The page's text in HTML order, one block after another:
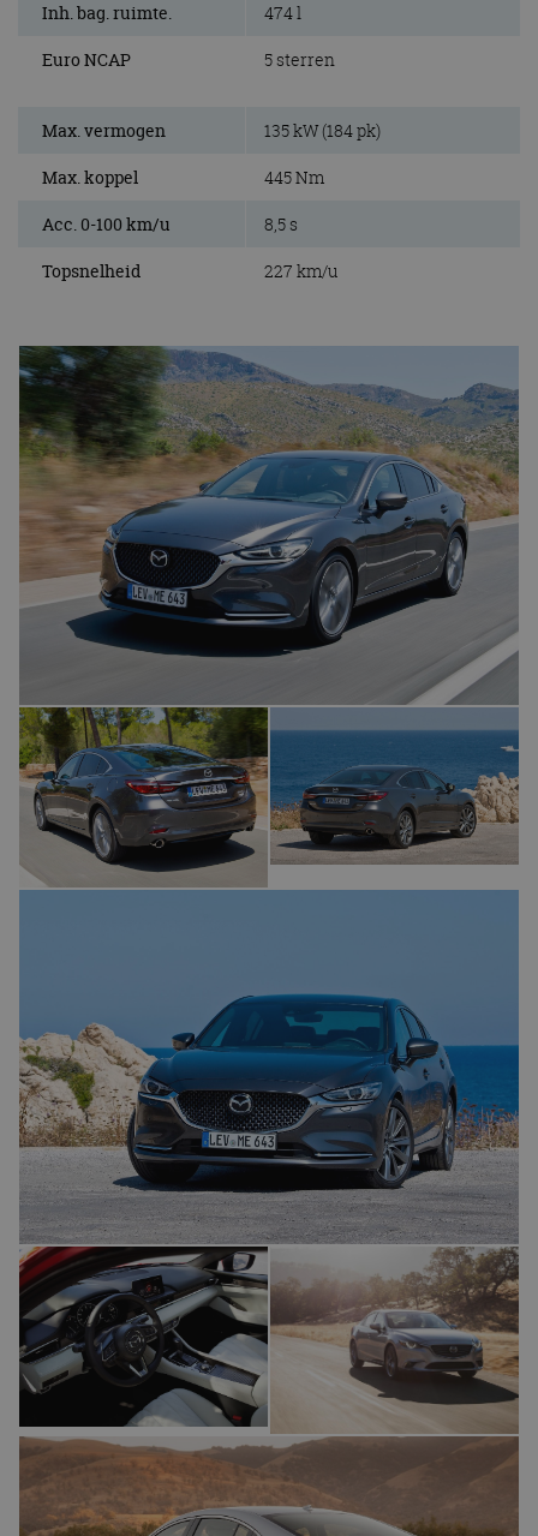
Inh. bag. ruimte. 474 l
Euro NCAP 5 sterren
Max. vermogen 135 kW (184 pk)
Max. koppel 445 Nm
Acc. 0-100 km/u 8,5 s
Topsnelheid 227 km/u